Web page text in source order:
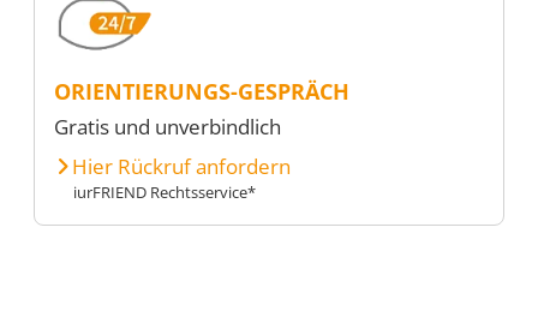
ORIENTIERUNGS-GESPRÄCH
Gratis und unverbindlich
Hier Rückruf anfordern
iurFRIEND Rechtsservice*